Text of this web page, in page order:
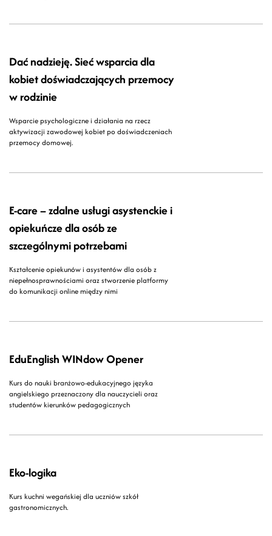
Dać nadzieję. Sieć wsparcia dla
kobiet doświadczających przemocy
w rodzinie
Wsparcie psychologiczne i działania na rzecz
aktywizacji zawodowej kobiet po doświadczeniach
przemocy domowej.
E-care – zdalne usługi asystenckie i
opiekuńcze dla osób ze
szczególnymi potrzebami
Kształcenie opiekunów i asystentów dla osób z
niepełnosprawnościami oraz stworzenie platformy
do komunikacji online między nimi
EduEnglish WINdow Opener
Kurs do nauki branżowo-edukacyjnego języka
angielskiego przeznaczony dla nauczycieli oraz
studentów kierunków pedagogicznych
Eko-logika
Kurs kuchni wegańskiej dla uczniów szkół
gastronomicznych.